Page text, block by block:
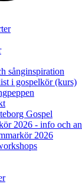
sånginspiration
i gospelkör (kurs)
Gospel
2026 - info och
2026